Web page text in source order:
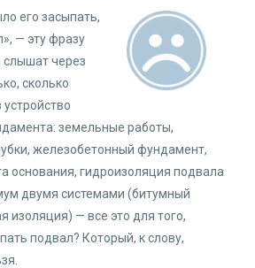
его засыпать,
— эту фразу
через
сколько
земельные работы,
железобетонный фундамент,
основания, гидроизоляция подвала
двумя системами (битумный
изоляция) — все это для того,
подвал? Который, к слову,